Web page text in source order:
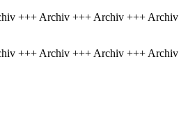
+++ Archiv +++ Archiv +++ Archiv
+++ Archiv +++ Archiv +++ Archiv